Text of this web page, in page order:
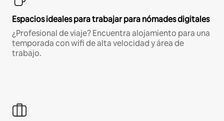
Espacios ideales para trabajar para nómades digitales
¿Profesional de viaje? Encuentra alojamiento para una
temporada con wifi de alta velocidad y área de
trabajo.